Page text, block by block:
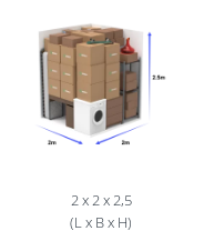
2 x 2 x 2,5
(L x B x H)